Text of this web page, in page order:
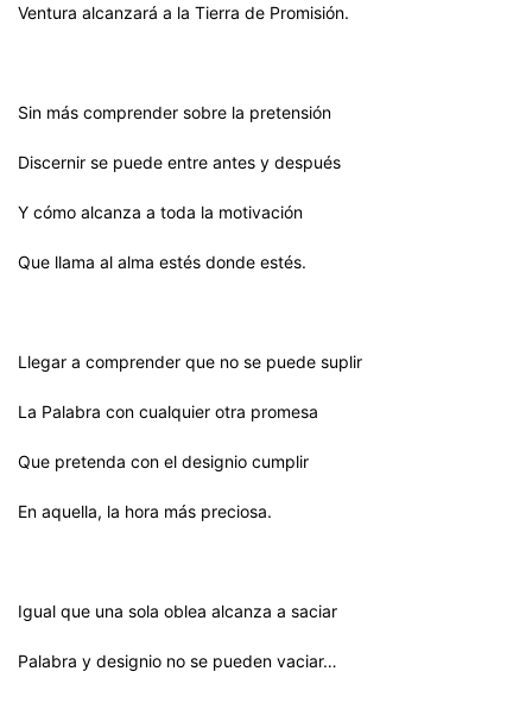
Ventura alcanzará a la Tierra de Promisión.
Sin más comprender sobre la pretensión
Discernir se puede entre antes y después
Y cómo alcanza a toda la motivación
Que llama al alma estés donde estés.
Llegar a comprender que no se puede suplir
La Palabra con cualquier otra promesa
Que pretenda con el designio cumplir
En aquella, la hora más preciosa.
Igual que una sola oblea alcanza a saciar
Palabra y designio no se pueden vaciar…